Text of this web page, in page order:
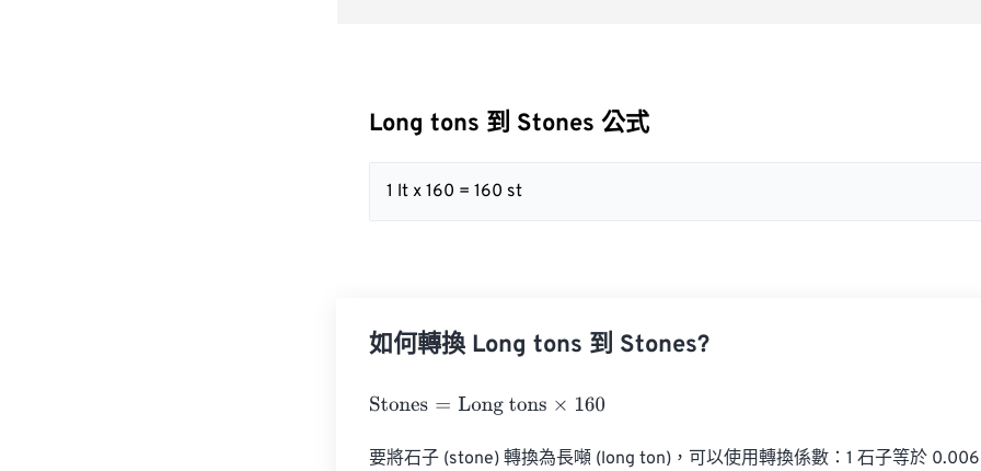
Long tons 到 Stones 公式
1 lt x 160 = 160 st
如何轉換 Long tons 到 Stones?
Stones= Long tons×160
要將石子 (stone) 轉換為長噸 (long ton)，可以使用轉換係數：1 石子等於